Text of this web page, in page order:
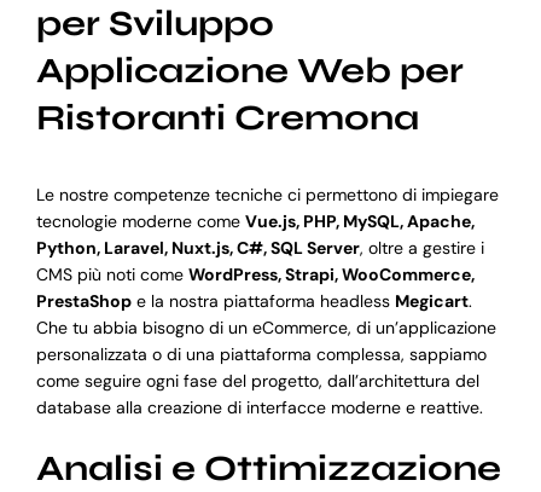
per Sviluppo
Applicazione Web per
Ristoranti Cremona
Le nostre competenze tecniche ci permettono di impiegare
tecnologie moderne come Vue.js, PHP, MySQL, Apache,
Python, Laravel, Nuxt.js, C#, SQL Server, oltre a gestire i
CMS più noti come WordPress, Strapi, WooCommerce,
PrestaShope la nostra piattaforma headless Megicart.
Che tu abbia bisogno di un eCommerce, di un’applicazione
personalizzata o di una piattaforma complessa, sappiamo
come seguire ogni fase del progetto, dall’architettura del
database alla creazione di interfacce moderne e reattive.
Analisi e Ottimizzazione